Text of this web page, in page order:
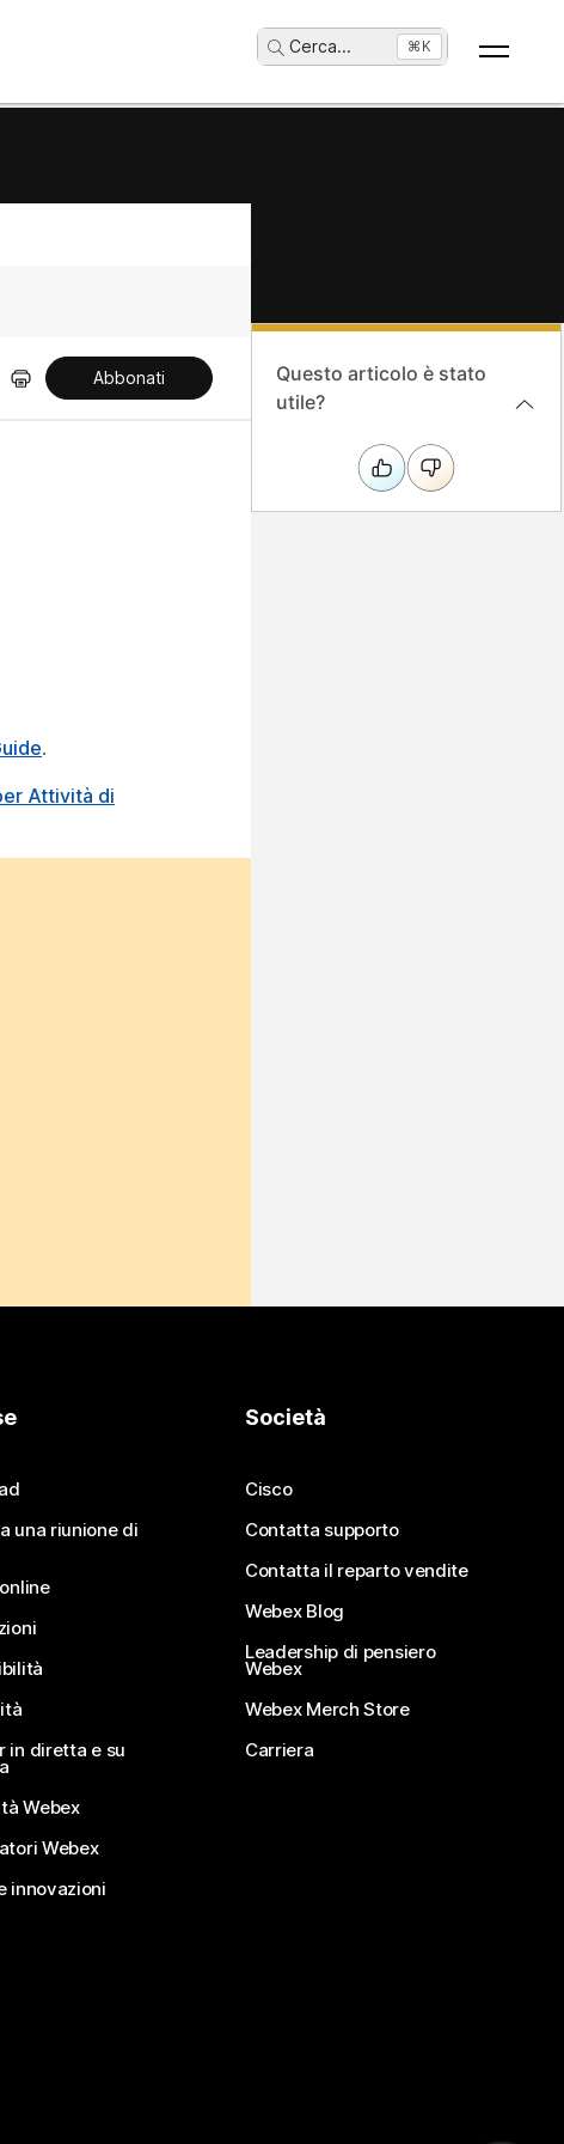
Cerca... ⌘K
Abbonati
.
Attività di
Questo articolo è stato
utile?
una riunione di
in diretta e su
Webex
Webex
innovazioni
Società
Cisco
Contatta supporto
Contatta il reparto vendite
Webex Blog
Leadership di pensiero
Webex
Webex Merch Store
Carriera